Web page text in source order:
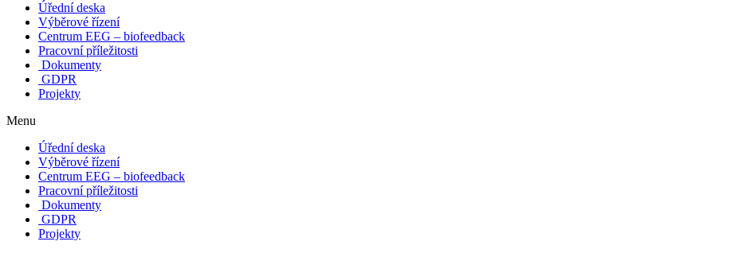
Úřední deska
Výběrové řízení
Centrum EEG – biofeedback
Pracovní příležitosti
Dokumenty
GDPR
Projekty
Menu
Úřední deska
Výběrové řízení
Centrum EEG – biofeedback
Pracovní příležitosti
Dokumenty
GDPR
Projekty